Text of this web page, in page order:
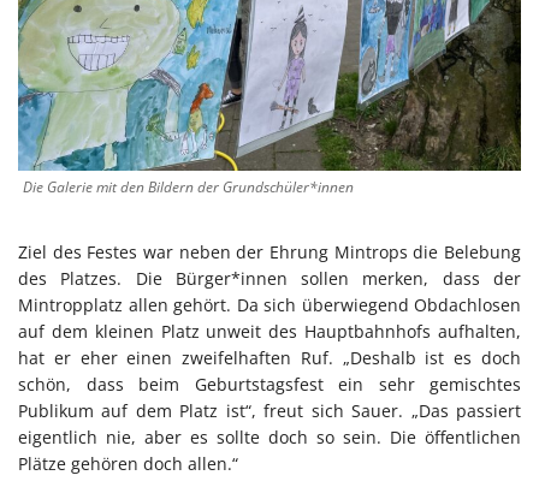
Die Galerie mit den Bildern der Grundschüler*innen
Ziel des Festes war neben der Ehrung Mintrops die Belebung
des Platzes. Die Bürger*innen sollen merken, dass der
Mintropplatz allen gehört. Da sich überwiegend Obdachlosen
auf dem kleinen Platz unweit des Hauptbahnhofs aufhalten,
hat er eher einen zweifelhaften Ruf. „Deshalb ist es doch
schön, dass beim Geburtstagsfest ein sehr gemischtes
Publikum auf dem Platz ist“, freut sich Sauer. „Das passiert
eigentlich nie, aber es sollte doch so sein. Die öffentlichen
Plätze gehören doch allen.“